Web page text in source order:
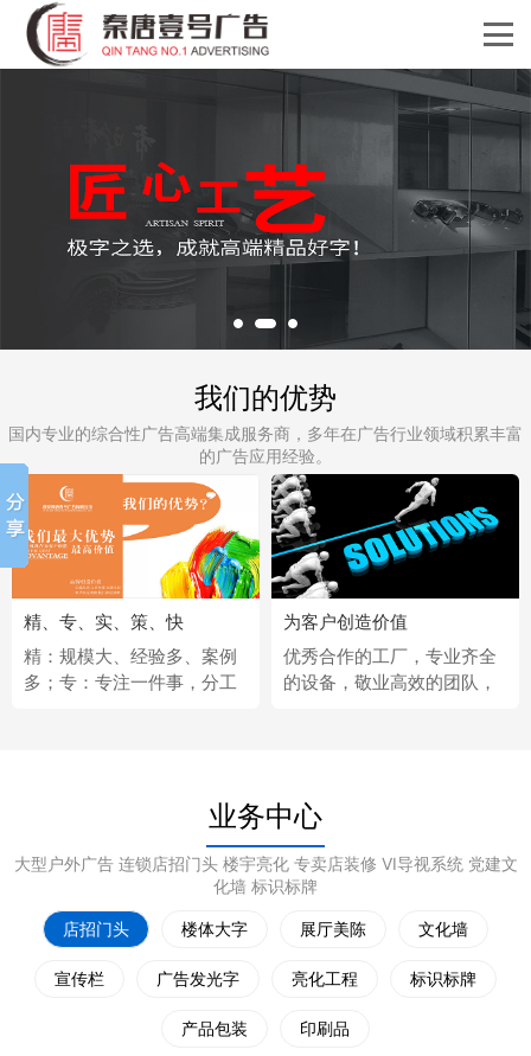
我们的优势
国内专业的综合性广告高端集成服务商，多年在广告行业领域积累丰富
的广告应用经验。
精、专、实、策、快
精：规模大、经验多、案例
多；专：专注一件事，分工
为客户创造价值
优秀合作的工厂，专业齐全
的设备，敬业高效的团队，
业务中心
大型户外广告 连锁店招门头 楼宇亮化 专卖店装修 VI导视系统 党建文
化墙 标识标牌
店招门头 楼体大字 展厅美陈 文化墙
宣传栏 广告发光字 亮化工程 标识标牌
产品包装 印刷品